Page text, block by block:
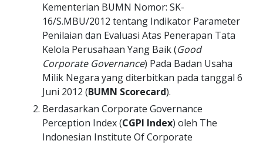
Kementerian BUMN Nomor: SK-
16/S.MBU/2012 tentang Indikator Parameter
Penilaian dan Evaluasi Atas Penerapan Tata
Kelola Perusahaan Yang Baik (Good
Corporate Governance) Pada Badan Usaha
Milik Negara yang diterbitkan pada tanggal 6
Juni 2012 (BUMN Scorecard).
Berdasarkan Corporate Governance
Perception Index (CGPI Index) oleh The
Indonesian Institute Of Corporate